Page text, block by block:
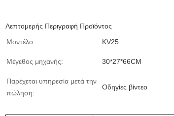
Λεπτομερής Περιγραφή Προϊόντος
Μοντέλο:
KV25
Μέγεθος μηχανής: 30*27*66CM
Παρέχεται υπηρεσία μετά την
πώληση:
Οδηγίες βίντεο